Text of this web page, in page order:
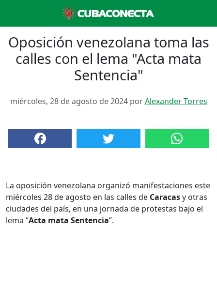
Oposición venezolana toma las
calles con el lema "Acta mata
Sentencia"
miércoles, 28 de agosto de 2024 porAlexander Torres
La oposición venezolana organizó manifestaciones este
miércoles 28 de agosto en las calles de Caracasy otras
ciudades del país, en una jornada de protestas bajo el
lema “Acta mata Sentencia”.